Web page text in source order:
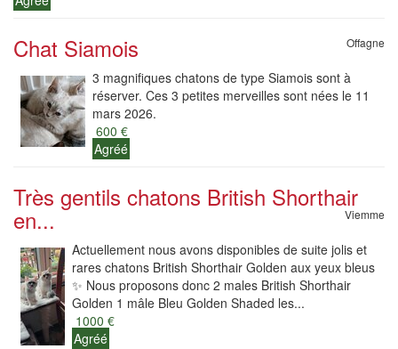
Chat Siamois Offagne
3 magnifiques chatons de type Siamois sont à
réserver. Ces 3 petites merveilles sont nées le 11
mars 2026.
600 €
Agréé
Très gentils chatons British Shorthair
en... Viemme
Actuellement nous avons disponibles de suite jolis et
rares chatons British Shorthair Golden aux yeux bleus
✨ Nous proposons donc 2 males British Shorthair
Golden 1 mâle Bleu Golden Shaded les...
1000 €
Agréé